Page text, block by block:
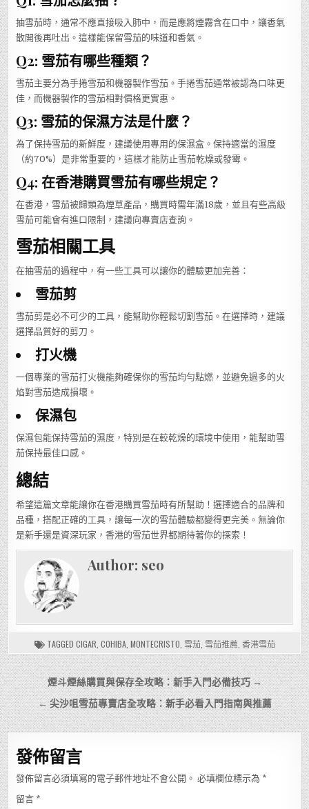
抽雪茄時，通常不應直接吸入肺中，而是應將煙霧含在口中，讓香氣
散開後再吐出。這樣能保留雪茄的味道和香氣。
Q2: 雪茄有哪些種類？
雪茄主要分為手捲雪茄和機器製作雪茄。手捲雪茄通常被認為口味更
佳，而機器製作的雪茄相對價格更實惠。
Q3: 雪茄的保濕方法是什麼？
為了保持雪茄的新鮮度，建議使用專用的保濕盒。保持適當的濕度
（約70%）是非常重要的，這樣才能防止雪茄乾燥或發霉。
Q4: 在香港購買雪茄有哪些規定？
在香港，雪茄被歸類為煙草產品，購買時需年滿18歲，並且有些高級
雪茄可能會有進口限制，建議向專賣店查詢。
雪茄相關工具
在抽雪茄的過程中，有一些工具可以讓你的體驗更加完善：
雪茄剪
雪茄剪是必不可少的工具，能幫助你輕鬆切割雪茄。在選擇時，建議
選擇品質好的剪刀。
打火機
一個專業的雪茄打火機能夠確保你的雪茄均勻點燃，並避免過多的火
焰對雪茄造成損壞。
保濕包
保濕包能保持雪茄的濕度，特別是在較乾燥的環境中使用，能幫助雪
茄保持最佳口感。
總結
希望這篇文章能讓你在香港購買雪茄時有所幫助！選擇適合的品牌和
品種，搭配正確的工具，讓每一次的雪茄體驗都變得更完美。無論你
是新手還是資深玩家，香港的雪茄世界都期待著你的探索！
Author: seo
TAGGED CIGAR COHIBA, MONTECRISTO 雪茄, 雪茄推薦, 香港雪茄
文
章
導
覽
煙斗煙絲購買與保存全攻略：新手入門必備技巧 →
← 尖沙咀雪茄專賣店全攻略：新手必看入門指南與推薦
發佈留言
發佈留言必須填寫的電子郵件地址不會公開。 必填欄位標示為 *
留言 *